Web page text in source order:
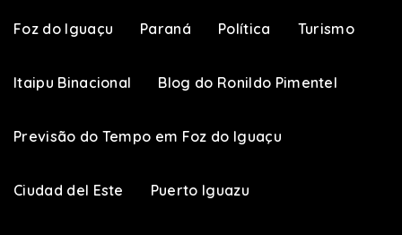
Foz do Iguaçu Paraná Política Turismo
Itaipu Binacional Blog do Ronildo Pimentel
Previsão do Tempo em Foz do Iguaçu
Ciudad del Este Puerto Iguazu